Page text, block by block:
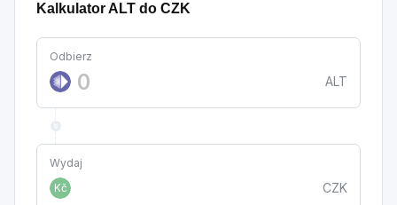
Kalkulator ALT do CZK
Odbierz
ALT
Wydaj
Kč
CZK